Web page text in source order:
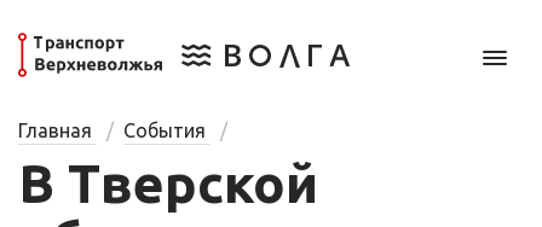
Главная События
В Тверской